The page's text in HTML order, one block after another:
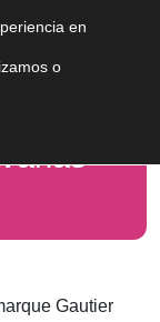
Gautier
en
o